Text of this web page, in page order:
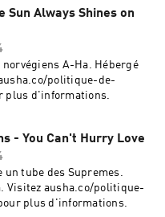
Sun Always Shines on
norvégiens A-Ha. Hébergé
politique-de-
plus d'informations.
- You Can't Hurry Love
tube des Supremes.
Visitez ausha.co/politique-
plus d'informations.